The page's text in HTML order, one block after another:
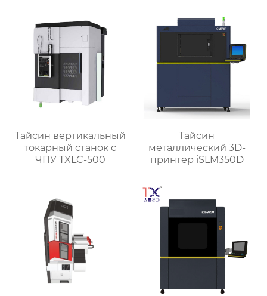
Тайсин вертикальный
токарный станок с
ЧПУ TXLC-500
Тайсин
металлический 3D-
принтер iSLM350D